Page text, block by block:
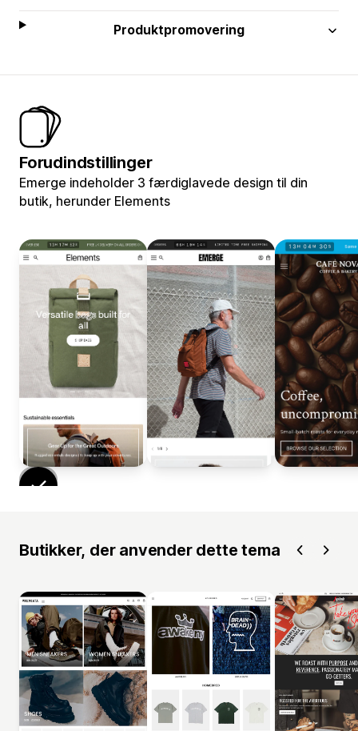
Produktpromovering
Forudindstillinger
Emerge indeholder 3 færdiglavede design til din
butik, herunder Elements
Butikker, der anvender dette tema